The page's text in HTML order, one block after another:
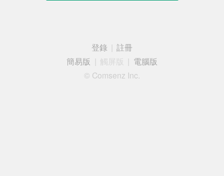
登錄
註冊
簡易版
觸屏版
電腦版
© Comsenz Inc.